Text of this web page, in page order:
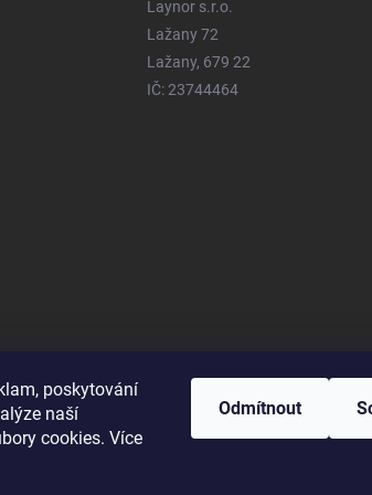
poskytování
naší
cookies. Více
Odmítnout
Laynor s.r.o.
Lažany 72
Lažany, 679 22
IČ: 23744464